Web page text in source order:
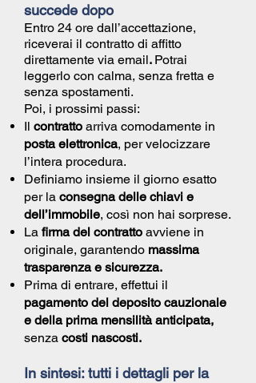
succede dopo
Entro 24 ore dall’accettazione,
riceverai il contratto di affitto
direttamente via email. Potrai
leggerlo con calma, senza fretta e
senza spostamenti.
Poi, i prossimi passi:
Il contratto arriva comodamente in
posta elettronica, per velocizzare
l’intera procedura.
Definiamo insieme il giorno esatto
per la consegna delle chiavi e
dell’immobile, così non hai sorprese.
La firma del contratto avviene in
originale, garantendo massima
trasparenza e sicurezza.
Prima di entrare, effettui il
pagamento del deposito cauzionale
e della prima mensilità anticipata,
senza costi nascosti.
In sintesi: tutti i dettagli per la